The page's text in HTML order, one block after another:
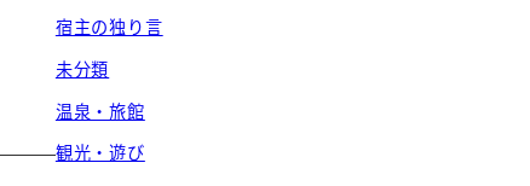
宿主の独り言
未分類
温泉・旅館
観光・遊び